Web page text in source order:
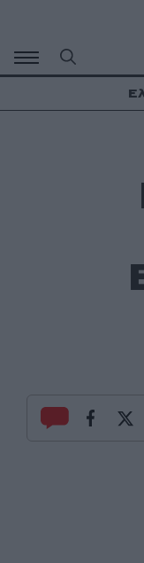
περιεχόμενο